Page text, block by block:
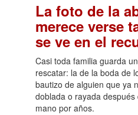
La foto de la
merece verse
se ve en el
Casi toda familia guarda
rescatar: la de la boda de
bautizo de alguien que ya
doblada o rayada
mano por años.